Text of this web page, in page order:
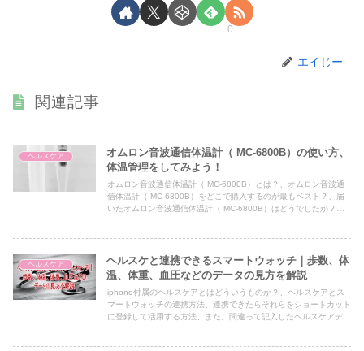
0
エイじー
関連記事
ヘルスケア
オムロン音波通信体温計（ MC-6800B）の使い方、
体温管理をしてみよう！
オムロン音波通信体温計（ MC-6800B）とは？、オムロン音波通
信体温計（ MC-6800B）をどこで購入するのが最もベスト？、届
いたオムロン音波通信体温計（ MC-6800B）はどうでしたか？、
温計（ MC-6800B）を使ってみたよ！、予測式（15秒）と実測式
（10分）で体温を計測した結果（合計各３回）、体温を違った機
器で測定した結果、iphoneの標準アプリであるヘルスケアと
OMRON connectの連携などについて解説した記事です。
ヘルスケア
ヘルスケと連携できるスマートウォッチ｜歩数、体
温、体重、血圧などのデータの見方を解説
iphone付属のヘルスケアとはどういうものか？、ヘルスケアとス
マートウォッチの連携方法、連携できたらそれらをショートカット
に登録して活用する方法、また。間違って記入したヘルスケアデー